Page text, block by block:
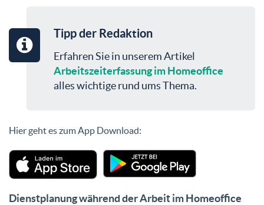
Tipp der Redaktion
Erfahren Sie in unserem Artikel
Arbeitszeiterfassung im Homeoffice
alles wichtige rund ums Thema.
Hier geht es zum App Download:
Dienstplanung während der Arbeit im Homeoffice